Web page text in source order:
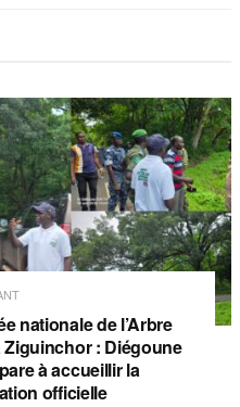
nationale de l’Arbre
Ziguinchor : Diégoune
à accueillir la
officielle